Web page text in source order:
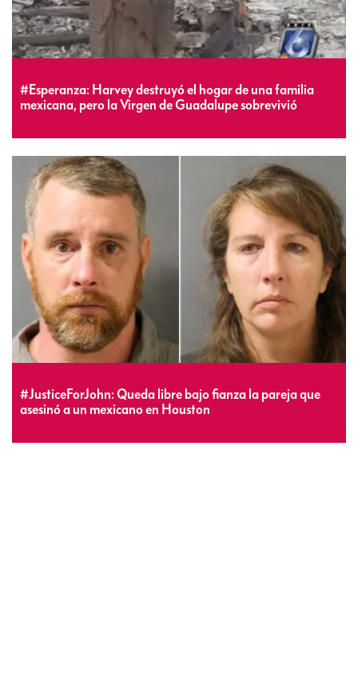
#Esperanza: Harvey destruyó el hogar de una familia
mexicana, pero la Virgen de Guadalupe sobrevivió
#JusticeForJohn: Queda libre bajo fianza la pareja que
asesinó a un mexicano en Houston